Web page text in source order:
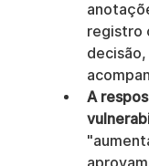
registro
A